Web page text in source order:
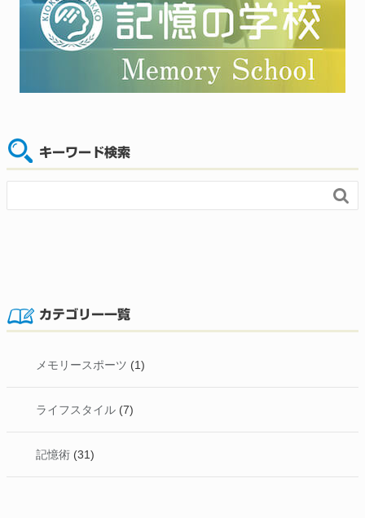
キーワード検索

カテゴリー一覧
メモリースポーツ (1)
ライフスタイル (7)
記憶術 (31)